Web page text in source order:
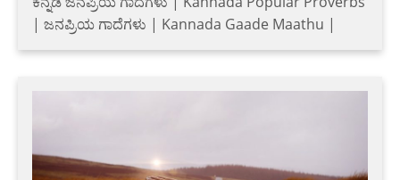
| ಜನಪ್ರಿಯ ಗಾದೆಗಳು | Kannada Gaade Maathu |